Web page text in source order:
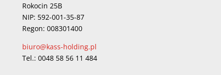
Rokocin 25B
NIP: 592-001-35-87
Regon: 008301400
biuro@kass-holding.pl
Tel.: 0048 58 56 11 484